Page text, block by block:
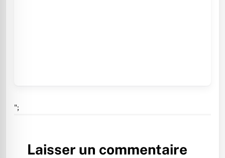
";
Laisser un commentaire